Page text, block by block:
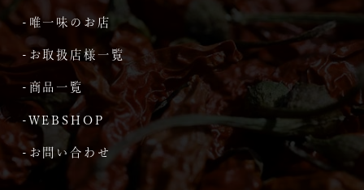
-唯一味のお店
-お取扱店様一覧
-商品一覧
-WEBSHOP
-お問い合わせ